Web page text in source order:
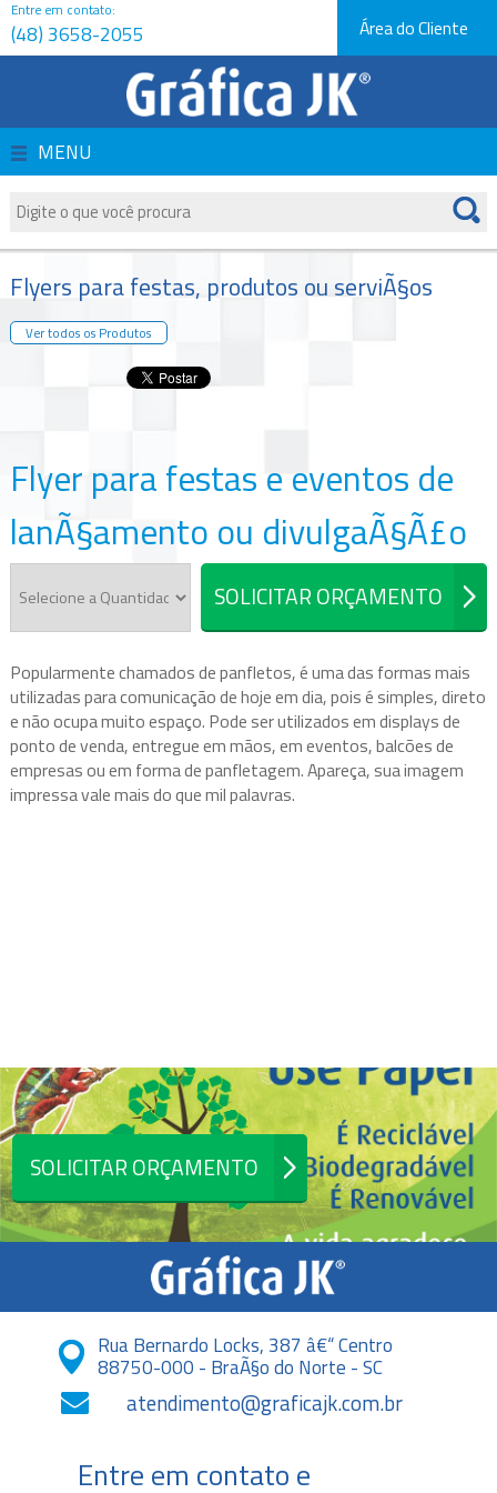
Página Inicial
Produtos
Novidades e Dicas
Área do Cliente
Entre em contato:
(48) 3658-2055
MENU
Flyers para festas, produtos ou serviÃ§os
Ver todos os Produtos
Flyer para festas e eventos de
lanÃ§amento ou divulgaÃ§Ã£o
SOLICITAR ORÇAMENTO
Popularmente chamados de panfletos, é uma das formas mais
utilizadas para comunicação de hoje em dia, pois é simples, direto
e não ocupa muito espaço. Pode ser utilizados em displays de
ponto de venda, entregue em mãos, em eventos, balcões de
empresas ou em forma de panfletagem. Apareça, sua imagem
impressa vale mais do que mil palavras.
SOLICITAR ORÇAMENTO
Rua Bernardo Locks, 387 â€“ Centro
88750-000 - BraÃ§o do Norte - SC
atendimento@graficajk.com.br
Entre em contato e